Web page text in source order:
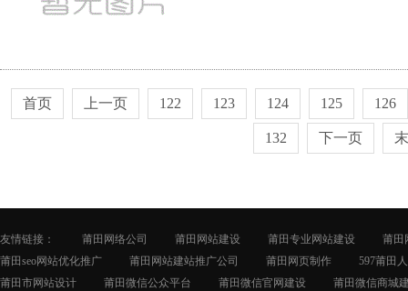
首页 上一页 122 123 124 125 126
132 下一页
友情链接： 莆田网络公司 莆田网站建设 莆田专业网站建设
莆田
莆田seo网站优化推广
莆田网站建站推广公司 莆田网页制作
597莆田
莆田市网站设计
莆田微信公众平台 莆田微信官网建设 莆田微信商城